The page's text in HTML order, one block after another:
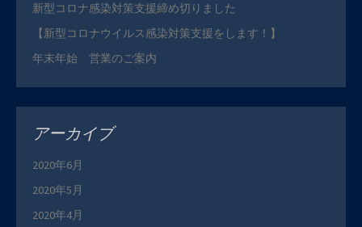
新型コロナ感染対策支援締め切りました
【新型コロナウイルス感染対策支援をします！】
年末年始 営業のご案内
アーカイブ
2020年6月
2020年5月
2020年4月